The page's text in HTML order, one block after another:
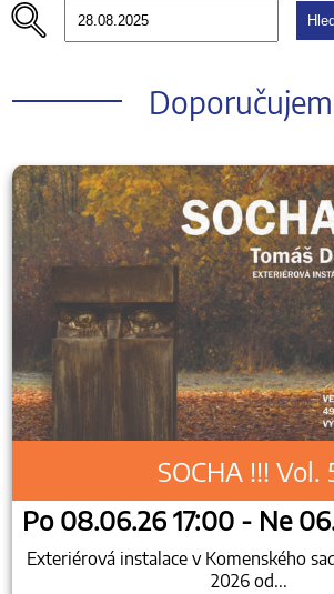
SOCHA !!! Vol.
Po 08.06.26 17:00 - Ne
Exteriérová instalace v Komenského
2026 od...